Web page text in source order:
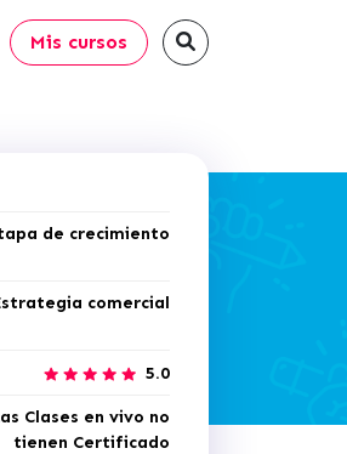
Mis cursos
de crecimiento
comercial
5.0
Clases en vivo no
tienen Certificado